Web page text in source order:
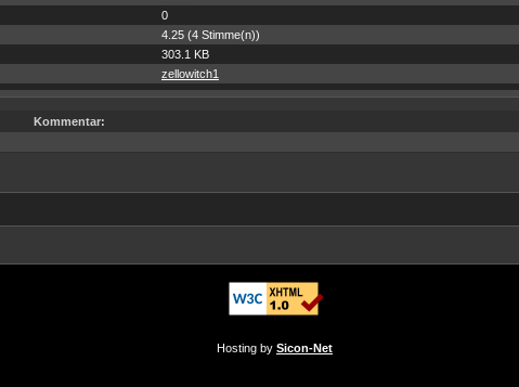
0
4.25 (4 Stimme(n))
303.1 KB
zellowitch1
Kommentar:
Hosting by Sicon-Net